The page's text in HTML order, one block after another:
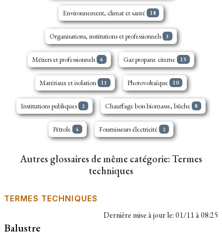
Environnement, climat et santé 18
Organisations, institutions et professionnels 3
Métiers et professionnels 6 Gaz propane citerne 15
Matériaux et isolation 13 Photovoltaïque 10
Institutions publiques 2 Chauffage bois biomasse, bûche 8
Pétrole 4 Fournisseurs électricité 2
Autres glossaires de même catégorie: Termes
techniques
TERMES TECHNIQUES
Dernière mise à jour le:01/11 à 08:25
Balustre